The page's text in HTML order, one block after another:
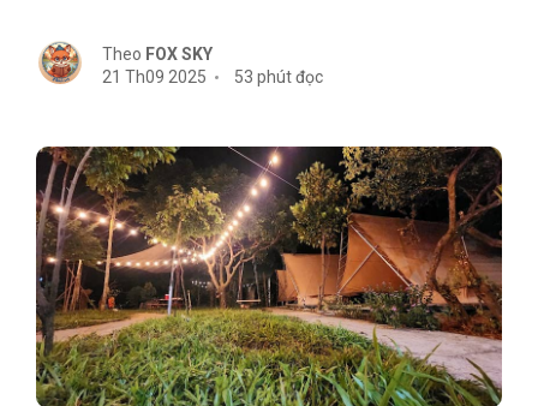
Theo FOX SKY
21 Th09 2025
53 phút đọc